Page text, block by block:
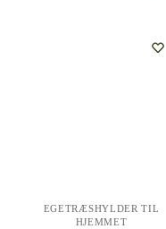
EGETRÆSHYLDER TIL
HJEMMET